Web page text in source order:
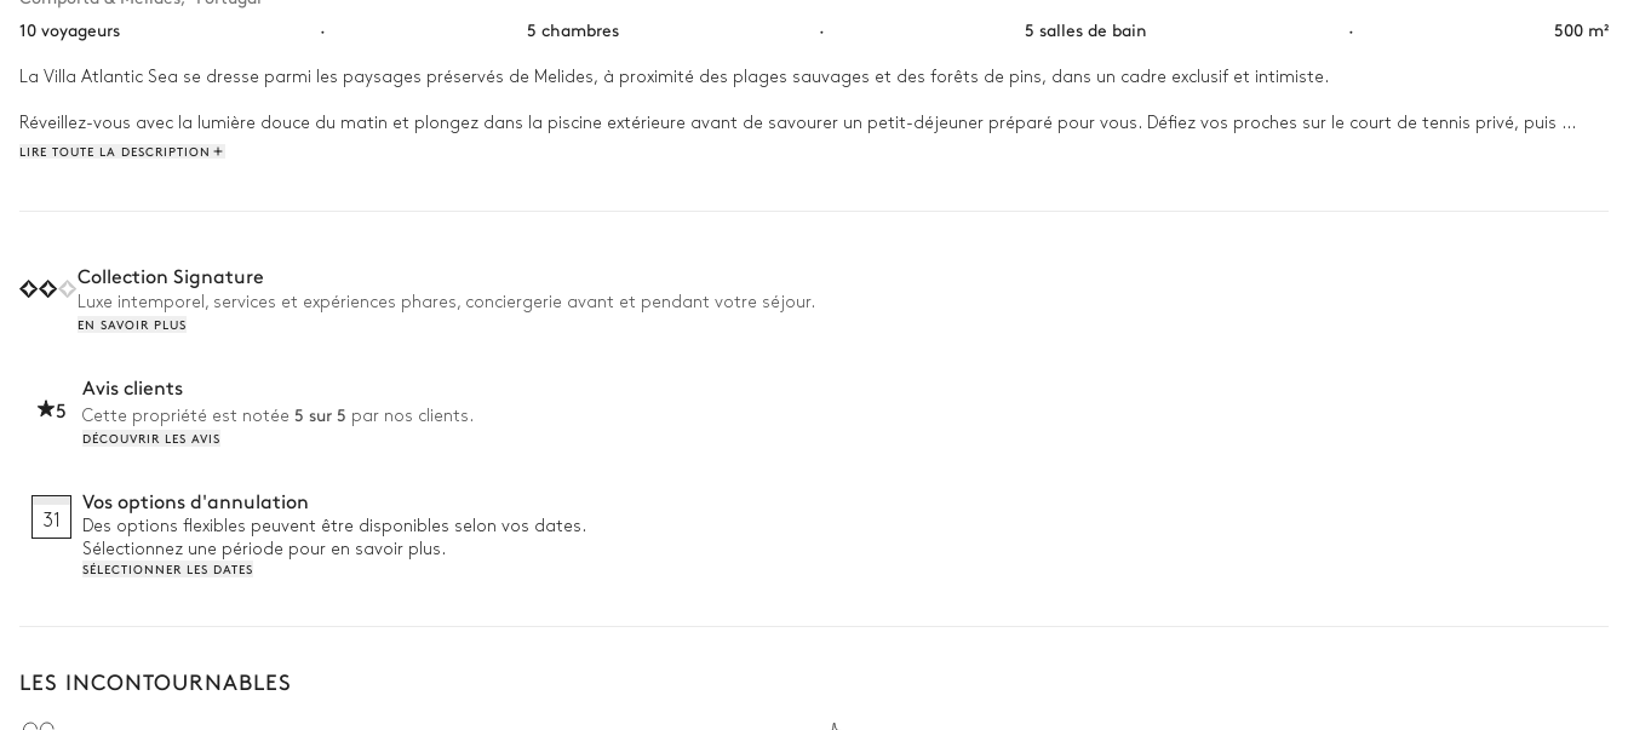
10 voyageurs
· 5 chambres · 5 salles de bain · 500 m²
La Villa Atlantic Sea se dresse parmi les paysages préservés de Melides, à proximité des plages sauvages et des forêts de pins, dans un cadre exclusif et intimiste.
Réveillez-vous avec la lumière douce du matin et plongez dans la piscine extérieure avant de savourer un petit-déjeuner préparé pour vous. Défiez vos proches sur le court de tennis privé, puis
laissez-vous envelopper par l’atmosphère chaleureuse des espaces de vie, où volumes généreux et confort moderne invitent à la détente. Le soir, un dîner soigné et une douce brise marine
LIRE TOUTE LA DESCRIPTION
Collection Signature
Luxe intemporel, services et expériences phares, conciergerie avant et pendant votre séjour.
EN SAVOIR PLUS
5
Avis clients
Cette propriété est notée 5 sur 5 par nos clients.
DÉCOUVRIR LES AVIS
31
Vos options d'annulation
Des options flexibles peuvent être disponibles selon vos dates.
Sélectionnez une période pour en savoir plus.
SÉLECTIONNER LES DATES
LES INCONTOURNABLES